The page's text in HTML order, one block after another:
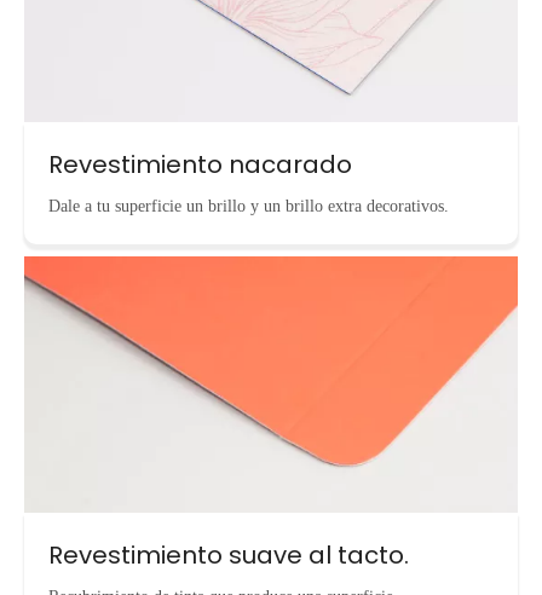
Revestimiento nacarado
Dale a tu superficie un brillo y un brillo extra decorativos.
Revestimiento suave al tacto.